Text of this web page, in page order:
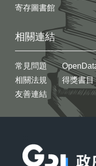
寄存圖書館
相關連結
常見問題
相關法規
友善連結
得獎書目